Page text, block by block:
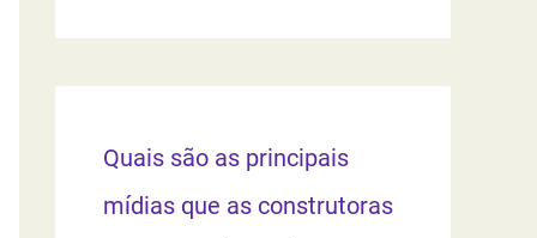
Quais são as principais
mídias que as construtoras